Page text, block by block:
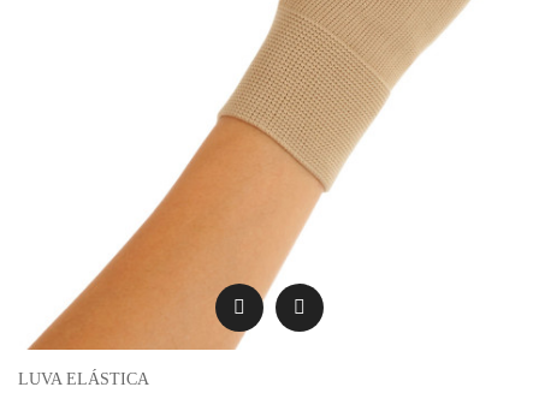
LUVA ELÁSTICA